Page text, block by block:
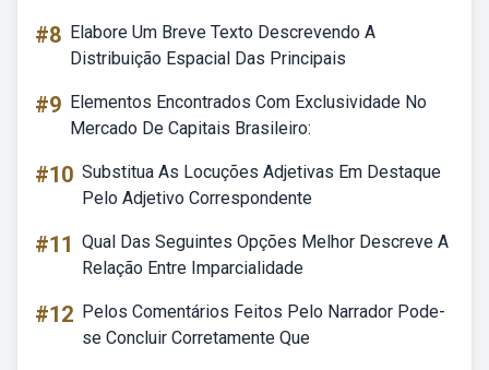
#8 Elabore Um Breve Texto Descrevendo A
Distribuição Espacial Das Principais
#9 Elementos Encontrados Com Exclusividade No
Mercado De Capitais Brasileiro:
#10 Substitua As Locuções Adjetivas Em Destaque
Pelo Adjetivo Correspondente
#11 Qual Das Seguintes Opções Melhor Descreve A
Relação Entre Imparcialidade
#12 Pelos Comentários Feitos Pelo Narrador Pode-
se Concluir Corretamente Que